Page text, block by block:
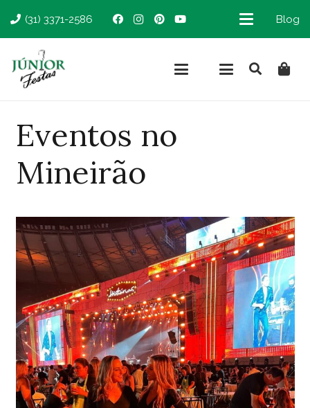
(31) 3371-2586 Blog
Eventos no
Mineirão